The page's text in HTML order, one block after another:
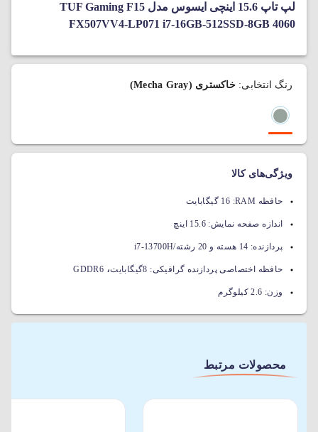
لپ‌ تاپ 15.6 اینچی ایسوس مدل TUF Gaming F15
FX507VV4-LP071 i7-16GB-512SSD-8GB 4060
رنگ انتخابی:خاکستری (Mecha Gray)
ویژگی‌های کالا
حافظه RAM: 16 گیگابایت
اندازه صفحه نمایش:15.6 اینچ
پردازنده: 14 هسته و 20 رشته/i7-13700H
حافظه اختصاصی پردازنده گرافیکی: 8گیگابایت ، GDDR6
وزن: 2.6 کیلوگرم
محصولات مرتبط